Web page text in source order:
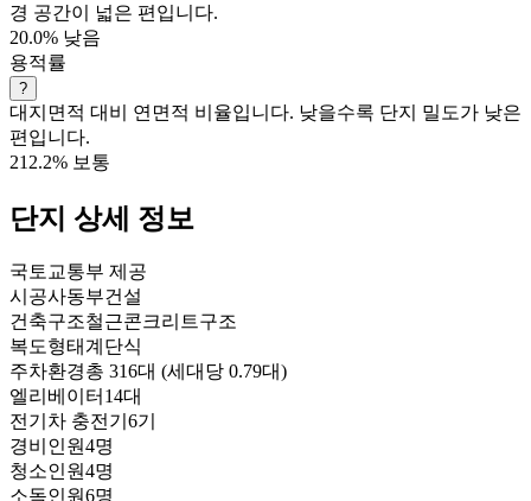
경 공간이 넓은 편입니다.
20.0% 낮음
용적률
?
대지면적 대비 연면적 비율입니다. 낮을수록 단지 밀도가 낮은
편입니다.
212.2% 보통
단지 상세 정보
국토교통부 제공
시공사동부건설
건축구조철근콘크리트구조
복도형태계단식
주차환경총 316대 (세대당 0.79대)
엘리베이터 14대
전기차 충전기 6기
경비인원4명
청소인원4명
소독인원6명